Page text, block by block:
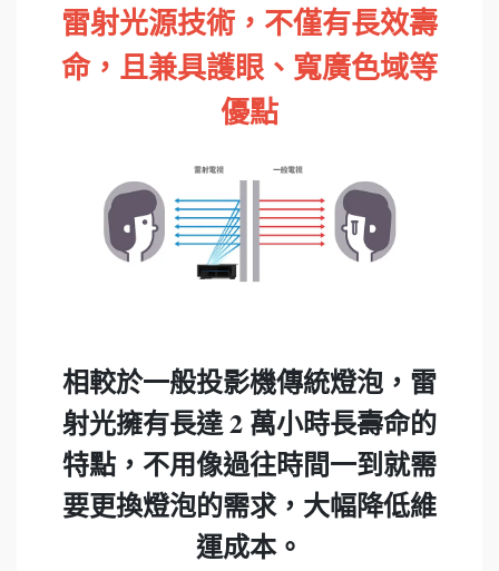
雷射光源技術，不僅有長效壽
命，且兼具護眼、寬廣色域等
優點
相較於一般投影機傳統燈泡，雷
射光擁有長達 2 萬小時長壽命的
特點，不用像過往時間一到就需
要更換燈泡的需求，大幅降低維
運成本。